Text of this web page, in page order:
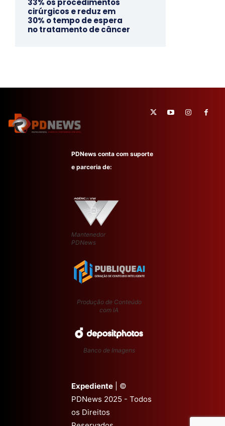
33% os procedimentos
cirúrgicos e reduz em
30% o tempo de espera
no tratamento de câncer
PDNews conta com suporte
e parceria de:
Mantenedor
PDNews
Produção de Conteúdo
com IA
Banco de Imagens
Expediente | ©
PDNews 2025 - Todos
os Direitos